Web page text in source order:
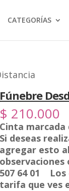
CATEGORÍAS
Fúnebre
$ 210.000
Cinta
Si deseas
agregar esto
observaciones
507 64 01 Los
tarifa que ves